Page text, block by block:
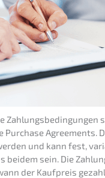
Zahlungs­be­din­gun­gen
Purcha­se Agree­ments.
und kann fest,
beidem sein. Die
der Kaufpreis